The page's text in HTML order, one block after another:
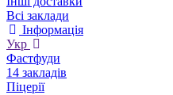
Всі заклади
Інформація
Укр
Фастфуди
14 закладів
Піцерії